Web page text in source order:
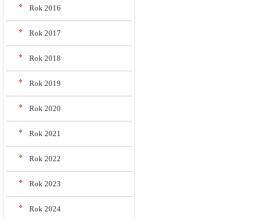
Rok 2016
Rok 2017
Rok 2018
Rok 2019
Rok 2020
Rok 2021
Rok 2022
Rok 2023
Rok 2024